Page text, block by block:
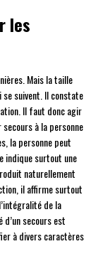
les
Mais la taille
suivent. Il constate
Il faut donc agir
à la personne
la personne peut
indique surtout une
naturellement
il affirme surtout
de la
secours est
à divers caractères